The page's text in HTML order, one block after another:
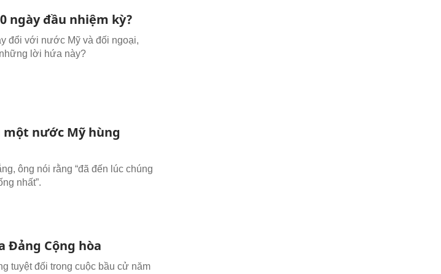
ngày đầu nhiệm kỳ?
đổi với nước Mỹ và đối ngoại,
lời hứa này?
một nước Mỹ hùng
ông nói rằng “đã đến lúc chúng
nhất”.
Đảng Cộng hòa
tuyệt đối trong cuộc bầu cử năm